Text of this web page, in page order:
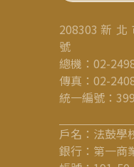
208303 新
號
總機：02-
傳真：02-
統一編號：
戶名：法鼓學
銀行：第一商